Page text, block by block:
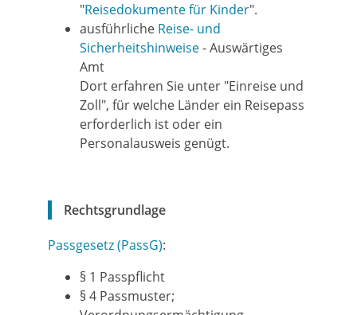
"Reisedokumente für Kinder".
ausführliche Reise- und
Sicherheitshinweise- Auswärtiges
Amt
Dort erfahren Sie unter "Einreise und
Zoll", für welche Länder ein Reisepass
erforderlich ist oder ein
Personalausweis genügt.
Rechtsgrundlage
Passgesetz (PassG):
§ 1 Passpflicht
§ 4 Passmuster;